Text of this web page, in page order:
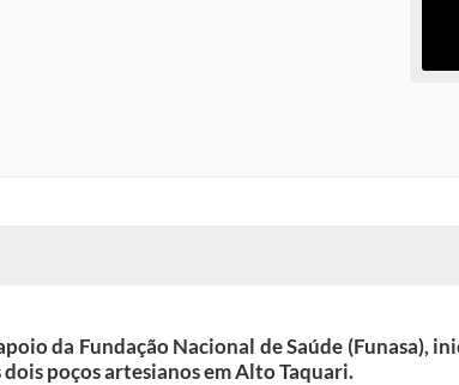
da Fundação Nacional de Saúde (Funasa),
poços artesianos em Alto Taquari.